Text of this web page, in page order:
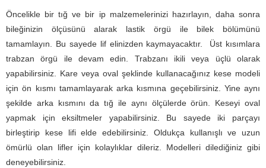
Öncelikle bir tığ ve bir ip malzemelerinizi hazırlayın, daha sonra
bileğinizin ölçüsünü alarak lastik örgü ile bilek bölümünü
tamamlayın. Bu sayede lif elinizden kaymayacaktır. Üst kısımlara
trabzan örgü ile devam edin. Trabzanı ikili veya üçlü olarak
yapabilirsiniz. Kare veya oval şeklinde kullanacağınız kese modeli
için ön kısmı tamamlayarak arka kısmına geçebilirsiniz. Yine aynı
şekilde arka kısmını da tığ ile aynı ölçülerde örün. Keseyi oval
yapmak için eksiltmeler yapabilirsiniz. Bu sayede iki parçayı
birleştirip kese lifi elde edebilirsiniz. Oldukça kullanışlı ve uzun
ömürlü olan lifler için kolaylıklar dileriz. Modelleri dilediğiniz gibi
deneyebilirsiniz.